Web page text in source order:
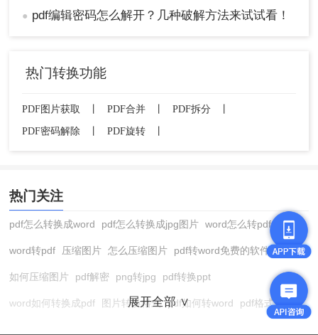
● pdf编辑密码怎么解开？几种破解方法来试试看！
热门转换功能
PDF图片获取 PDF合并 PDF拆分
PDF密码解除
PDF旋转
热门关注
pdf怎么转换成word pdf怎么转换成jpg图片 word怎么转pdf
word转pdf 压缩图片 怎么压缩图片 pdf转word免费的软件
如何压缩图片 pdf解密 png转jpg pdf转换ppt
word如何转换成pdf 图片转换格式 pdf如何转word pdf格式转换
展开全部 ∨